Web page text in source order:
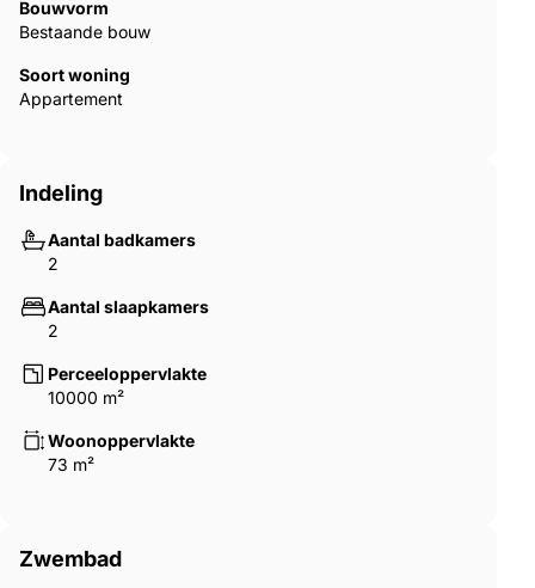
Bouwvorm
Bestaande bouw
Soort woning
Appartement
Indeling
Aantal badkamers
2
Aantal slaapkamers
2
Perceeloppervlakte
10000 m²
Woonoppervlakte
73 m²
Zwembad